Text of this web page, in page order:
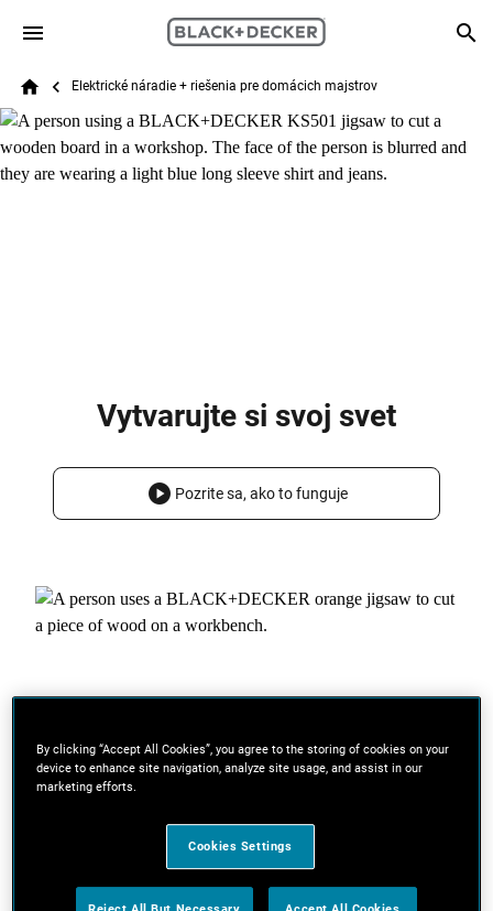
Skip to main content
Search
Breadcrumb
Elektrické náradie + riešenia pre domácich majstrov
Vytvarujte si svoj svet
Pozrite sa, ako to funguje
By clicking “Accept All Cookies”, you agree to the storing of cookies on your
device to enhance site navigation, analyze site usage, and assist in our
marketing efforts.
Cookies Settings